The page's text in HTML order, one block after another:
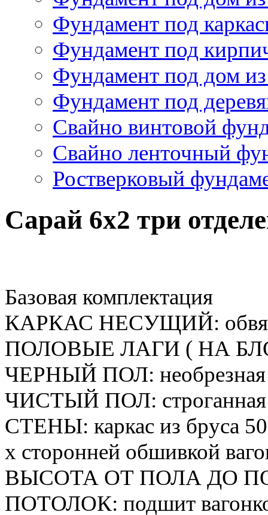
Ростверковый
Сарай 6х2 три
Базовая комплектация
КАРКАС НЕСУЩИЙ:
ЛАГИ (НА
ЧЕРНЫЙ ПОЛ:необрезная
х сторонней обшивкой
ВЫСОТА ОТ ПОЛА ДО
ПОТОЛОК:подшит
СТРОПИЛА:100мм х
КРОВЛЯ: оцинкованное
ПЕРЕГОРОДКИ:вагонка
ДВЕРИ:0,8м х 1,9м внутри
ОТДЕЛКА:внутренняя
ОКНА:0,75м х 0,9м